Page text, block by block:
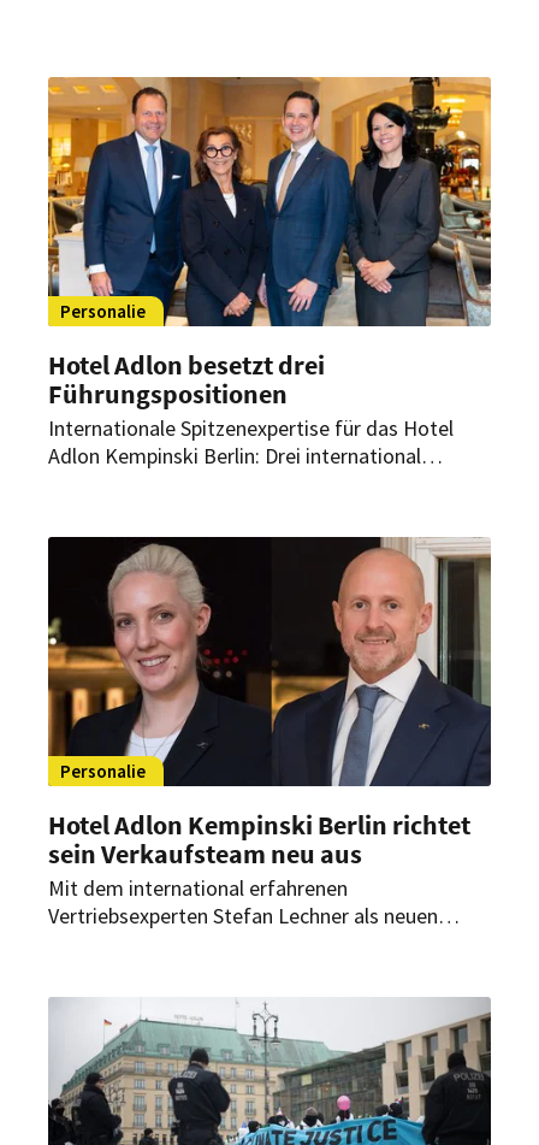
Personalie
Hotel Adlon besetzt drei
Führungspositionen
Internationale Spitzenexpertise für das Hotel
Adlon Kempinski Berlin: Drei international
übernehmen Schlüsselpositionen in den
Bereichen Gastronomie, Rooms Division und
Personal.
Personalie
Hotel Adlon Kempinski Berlin richtet
sein Verkaufsteam neu aus
Mit dem international erfahrenen
Vertriebsexperten Stefan Lechner als neuen
stellt die Hotelikone ihr Führungsteam völlig neu